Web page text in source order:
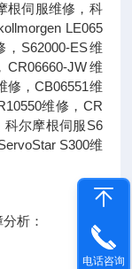
根伺服维修，科
LE065
S62000-ES维
JW维
修，CB06551维
维修，CR
科尔摩根伺服S6
S300维
析：
电话咨询